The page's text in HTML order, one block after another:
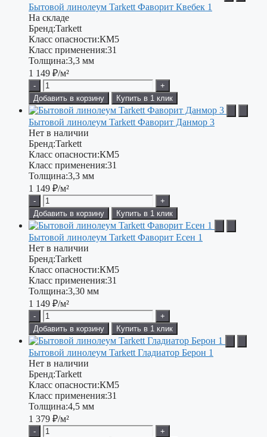
Бытовой линолеум Tarkett Фаворит Квебек 1
На складе
Бренд:Tarkett
Класс опасности:КМ5
Класс применения:31
Толщина:3,3 мм
1 149 ₽/м²
-
+
Добавить в корзину
Купить в 1 клик
Бытовой линолеум Tarkett Фаворит Данмор 3
Нет в наличии
Бренд:Tarkett
Класс опасности:КМ5
Класс применения:31
Толщина:3,3 мм
1 149 ₽/м²
-
+
Добавить в корзину
Купить в 1 клик
Бытовой линолеум Tarkett Фаворит Есен 1
Нет в наличии
Бренд:Tarkett
Класс опасности:КМ5
Класс применения:31
Толщина:3,30 мм
1 149 ₽/м²
-
+
Добавить в корзину
Купить в 1 клик
Бытовой линолеум Tarkett Гладиатор Берон 1
Нет в наличии
Бренд:Tarkett
Класс опасности:КМ5
Класс применения:31
Толщина:4,5 мм
1 379 ₽/м²
-
+